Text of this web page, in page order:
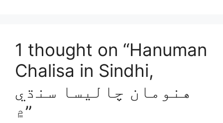
1 thought on “Hanuman
Chalisa in Sindhi,
هنومان چاليسا سنڌي
۾”